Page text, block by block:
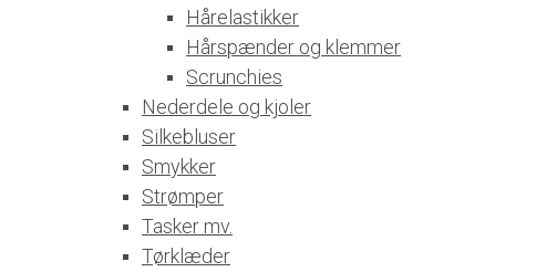
Hårelastikker
Hårspænder og klemmer
Scrunchies
Nederdele og kjoler
Silkebluser
Smykker
Strømper
Tasker mv.
Tørklæder